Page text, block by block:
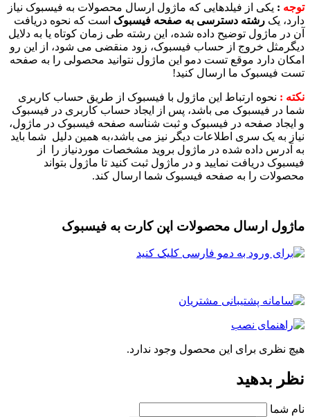
توجه : یکی از فیلدهایی که ماژول ارسال محصولات به فیسبوک نیاز
دارد، یک رشته دسترسی به صفحه فیسبوک است که نحوه دریافت
آن در ماژول توضیح داده شده، این رشته طی زمان کوتاه یا به دلایل
دیگرمثل خروج از حساب فیسبوک، زود منقضی می شود، از این رو
امکان دارد موقع تست دمو این ماژول نتوانید محصولی را به صفحه
تست فیسبوک ما ارسال کنید!
نکته : نحوه ارتباط این ماژول با فیسبوک از طریق حساب کاربری
شما در فیسبوک می باشد، پس از ایجاد حساب کاربری در فیسبوک
و ایجاد صفحه در فیسبوک و ثبت شناسه صفحه فیسبوک در ماژول،
نیاز به یک سری اطلاعات دیگر نیز می باشد،به همین دلیل شما باید
به آدرس داده شده در ماژول بروید مشخصات موردنیاز را از
فیسبوک دریافت نمایید و در ماژول ثبت کنید تا ماژول بتواند
محصولات را به صفحه فیسبوک شما ارسال کند.
ماژول ارسال محصولات اپن کارت به فیسبوک
هیچ نظری برای این محصول وجود ندارد.
نظر بدهید
نام شما